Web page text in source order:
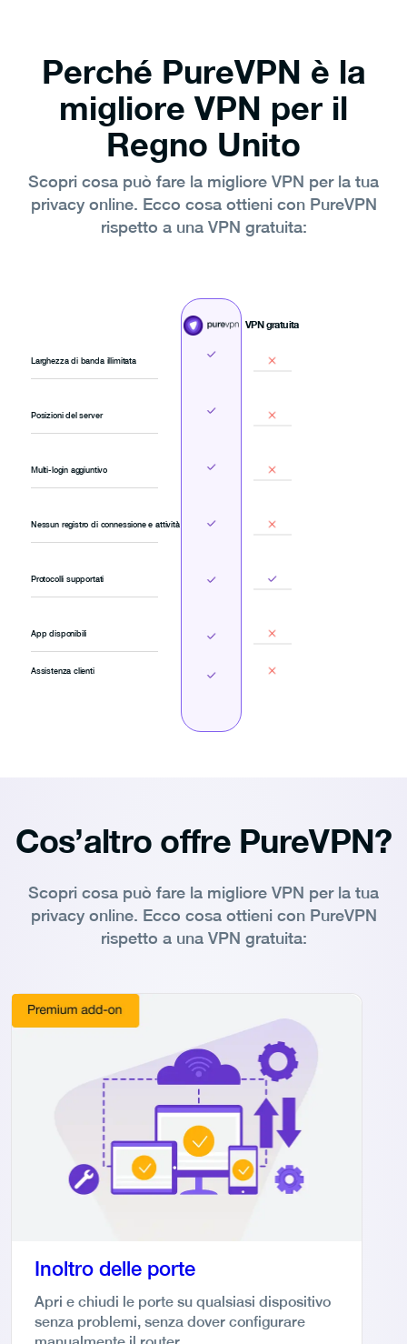
Perché PureVPN è la
migliore VPN per il
Regno Unito
Scopri cosa può fare la migliore VPN per la tua
privacy online. Ecco cosa ottieni con PureVPN
rispetto a una VPN gratuita:
Larghezza di banda illimitata
Posizioni del server
Multi-login aggiuntivo
Nessun registro di connessione e attività
Protocolli supportati
App disponibili
Assistenza clienti
VPN gratuita
Cos’altro offre PureVPN?
Scopri cosa può fare la migliore VPN per la tua
privacy online. Ecco cosa ottieni con PureVPN
rispetto a una VPN gratuita:
Inoltro delle porte
Apri e chiudi le porte su qualsiasi dispositivo
senza problemi, senza dover configurare